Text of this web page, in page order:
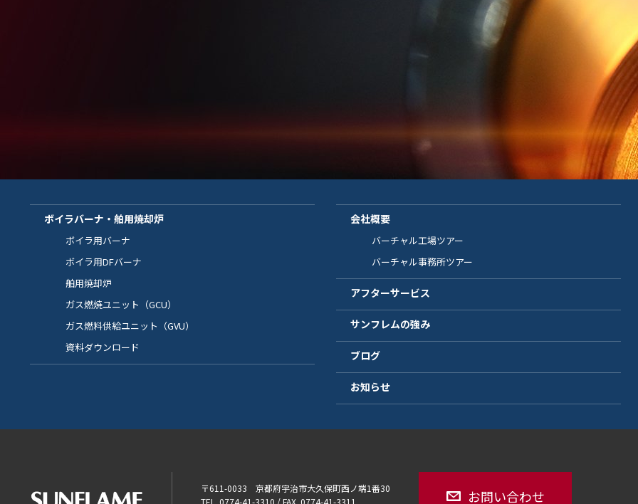
ボイラバーナ・舶用焼却炉
ボイラ用バーナ
ボイラ用DFバーナ
舶用焼却炉
ガス燃焼ユニット（GCU）
ガス燃料供給ユニット（GVU）
資料ダウンロード
会社概要
バーチャル工場ツアー
バーチャル事務所ツアー
アフターサービス
サンフレムの強み
ブログ
お知らせ
〒611-0033 京都府宇治市大久保町西ノ端1番30
TEL. 0774-41-3310 / FAX. 0774-41-3311
お問い合わせ